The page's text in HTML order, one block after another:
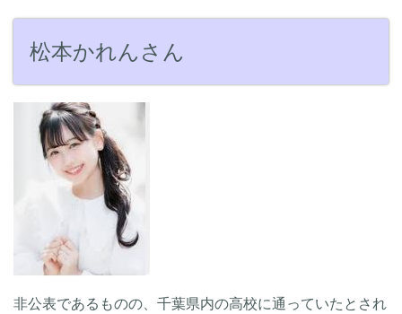
松本かれんさん
非公表であるものの、千葉県内の高校に通っていたとされ